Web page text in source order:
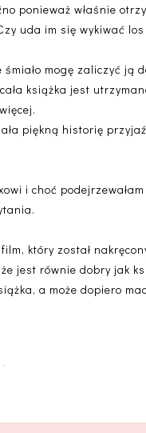
ponieważ właśnie
uda im się wykiwać
mogę zaliczyć ją
książka jest
piękną historię
i choć
który został
jest równie dobry jak
a może dopiero
·